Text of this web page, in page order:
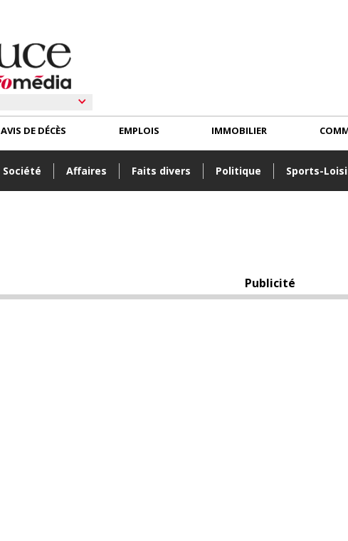
Société Affaires Faits divers Politique Sports-
AVIS DE DÉCÈS EMPLOIS IMMOBILIER
Publicité